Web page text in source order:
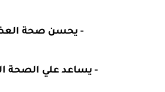
- يحسن صحة
- يساعد علي الصحة